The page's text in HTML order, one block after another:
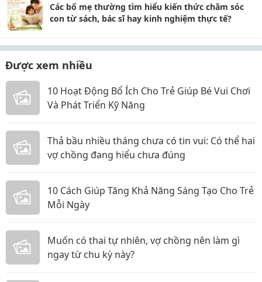
Các bố mẹ thường tìm hiểu kiến thức chăm sóc
con từ sách, bác sĩ hay kinh nghiệm thực tế?
Được xem nhiều
10 Hoạt Động Bổ Ích Cho Trẻ Giúp Bé Vui Chơi
Và Phát Triển Kỹ Năng
Thả bầu nhiều tháng chưa có tin vui: Có thể hai
vợ chồng đang hiểu chưa đúng
10 Cách Giúp Tăng Khả Năng Sáng Tạo Cho Trẻ
Mỗi Ngày
Muốn có thai tự nhiên, vợ chồng nên làm gì
ngay từ chu kỳ này?